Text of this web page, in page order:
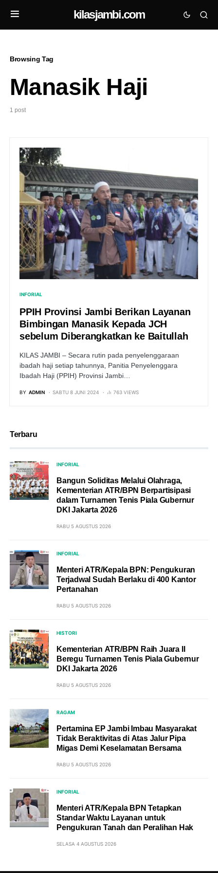
kilasjambi.com
Browsing Tag
Manasik Haji
1 post
INFORIAL
PPIH Provinsi Jambi Berikan Layanan
Bimbingan Manasik Kepada JCH
sebelum Diberangkatkan ke Baitullah
KILAS JAMBI – Secara rutin pada penyelenggaraan
ibadah haji setiap tahunnya, Panitia Penyelenggara
Ibadah Haji (PPIH) Provinsi Jambi…
BY ADMIN SABTU 8 JUNI 2024 763 VIEWS
Terbaru
INFORIAL
Bangun Soliditas Melalui Olahraga,
Kementerian ATR/BPN Berpartisipasi
dalam Turnamen Tenis Piala Gubernur
DKI Jakarta 2026
RABU 5 AGUSTUS 2026
INFORIAL
Menteri ATR/Kepala BPN: Pengukuran
Terjadwal Sudah Berlaku di 400 Kantor
Pertanahan
RABU 5 AGUSTUS 2026
HISTORI
Kementerian ATR/BPN Raih Juara II
Beregu Turnamen Tenis Piala Gubernur
DKI Jakarta 2026
RABU 5 AGUSTUS 2026
RAGAM
Pertamina EP Jambi Imbau Masyarakat
Tidak Beraktivitas di Atas Jalur Pipa
Migas Demi Keselamatan Bersama
RABU 5 AGUSTUS 2026
INFORIAL
Menteri ATR/Kepala BPN Tetapkan
Standar Waktu Layanan untuk
Pengukuran Tanah dan Peralihan Hak
SELASA 4 AGUSTUS 2026